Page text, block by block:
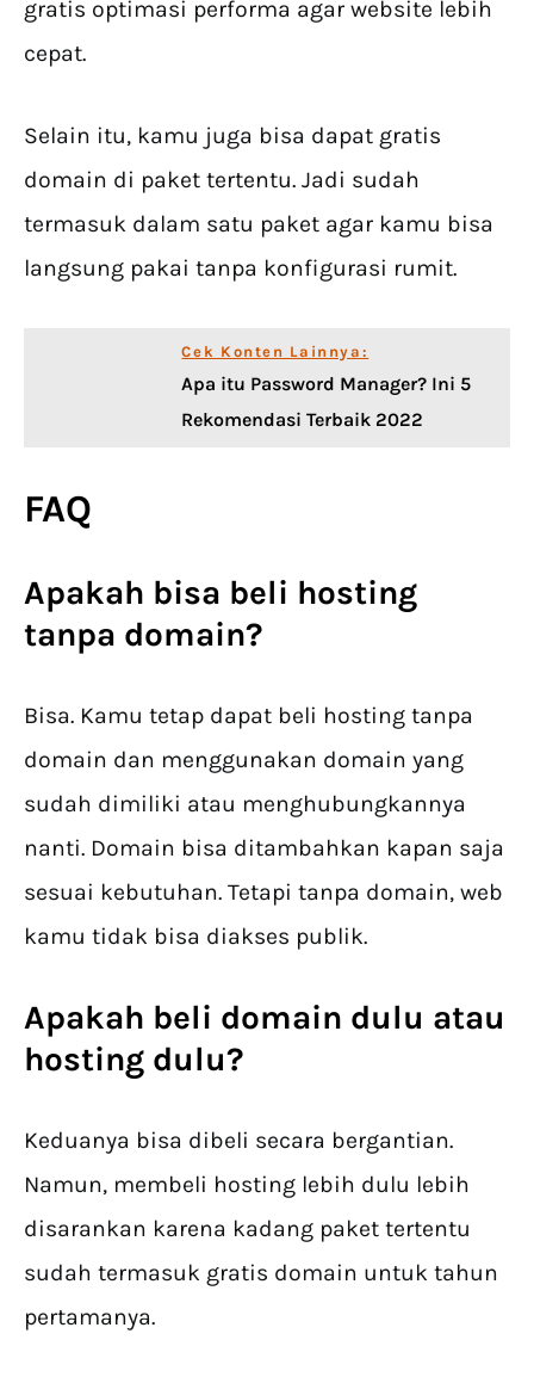
gratis optimasi performa agar website lebih
cepat.
Selain itu, kamu juga bisa dapat gratis
domain di paket tertentu. Jadi sudah
termasuk dalam satu paket agar kamu bisa
langsung pakai tanpa konfigurasi rumit.
Cek Konten Lainnya:
Apa itu Password Manager? Ini 5
Rekomendasi Terbaik 2022
FAQ
Apakah bisa beli hosting
tanpa domain?
Bisa. Kamu tetap dapat beli hosting tanpa
domain dan menggunakan domain yang
sudah dimiliki atau menghubungkannya
nanti. Domain bisa ditambahkan kapan saja
sesuai kebutuhan. Tetapi tanpa domain, web
kamu tidak bisa diakses publik.
Apakah beli domain dulu atau
hosting dulu?
Keduanya bisa dibeli secara bergantian.
Namun, membeli hosting lebih dulu lebih
disarankan karena kadang paket tertentu
sudah termasuk gratis domain untuk tahun
pertamanya.